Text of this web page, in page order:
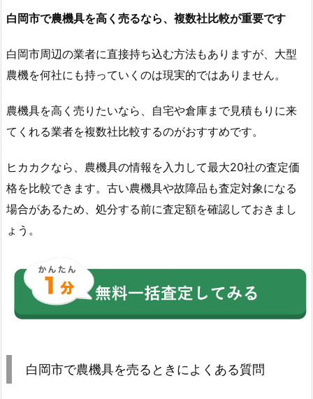
白岡市で農機具を高く売るなら、複数社比較が重要です
白岡市周辺の業者に直接持ち込む方法もありますが、大型
農機を何社にも持っていくのは現実的ではありません。
農機具を高く売りたいなら、自宅や倉庫まで見積もりに来
てくれる業者を複数社比較するのがおすすめです。
ヒカカクなら、農機具の情報を入力して最大20社の査定価
格を比較できます。古い農機具や故障品も査定対象になる
場合があるため、処分する前に査定額を確認しておきまし
ょう。
白岡市で農機具を売るときによくある質問